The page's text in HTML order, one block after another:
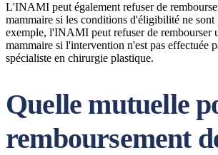
L'INAMI peut également refuser de
mammaire si les conditions d'éligibilité ne sont
exemple, l'INAMI peut refuser de rembourser
mammaire si l'intervention n'est pas effectuée
spécialiste en chirurgie plastique.
Quelle mutuelle
remboursement